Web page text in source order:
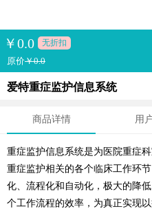
￥0.0 无折扣
原价￥0.0
爱特重症监护信息系统
商品详情 用
重症监护信息系统是为医院重症
重症监护相关的各个临床工作环
化、流程化和自动化，极大的降
个工作流程的效率，为真正实现